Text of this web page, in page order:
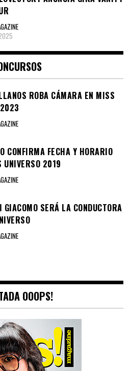
ROBA CÁMARA EN MISS
CONFIRMA FECHA Y HORARIO
UNIVERSO 2019
GIACOMO SERÁ LA CONDUCTORA
OOOPS!